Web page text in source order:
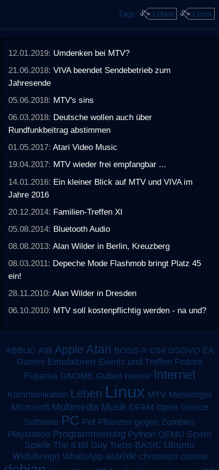
Tags: Leben Linux
12.01.2019: Umdenken bei MTV?
21.06.2018:VIVA beendet Sendebetrieb zum
Jahresende
05.06.2018: MTV's sins
06.03.2018: Deutsche wollen auch über
Rundfunkbeitrag abstimmen
01.05.2017:Atari Video Music
19.04.2017: MTV wieder frei empfangbar ...
14.01.2016: Ein kleiner Blick auf MTV und VIVA im
Jahre 2016
20.12.2014: Familien-Treffen XI
05.08.2014: Bluetooth Audio
08.08.2013:Alan Wilder in Berlin, Kreuzberg
08.03.2011: Depeche Mode Flashmob bringt Platz 45
ein!
28.11.2010:Alan Wilder in Dresden
06.10.2010: MTV soll kostenpflichtig werden - na und?
ABBUC AIB Apple Atari BOSS-X C64 DSGVO EA
Games Emulatoren Events und Treffen Fedora
Fujiama GNOME Guben Humor Internet
Kommunikation Leben Linux MTV Messenger
Microsoft Multimedia Musik OFAM Open Source
Software PC Pet Pflanzen gegen Zombies
Playstation Programmierung Python QEMU Spam
Spiele The 8 Bit Guy Turbo-BASIC Ubuntu
Webdesign WhatsApp atarixle chromium corona